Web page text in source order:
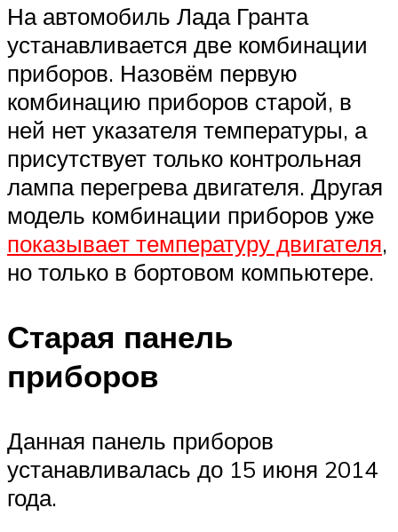
На автомобиль Лада Гранта
устанавливается две комбинации
приборов. Назовём первую
комбинацию приборов старой, в
ней нет указателя температуры, а
присутствует только контрольная
лампа перегрева двигателя. Другая
модель комбинации приборов уже
показывает температуру двигателя,
но только в бортовом компьютере.
Старая панель
приборов
Данная панель приборов
устанавливалась до 15 июня 2014
года.